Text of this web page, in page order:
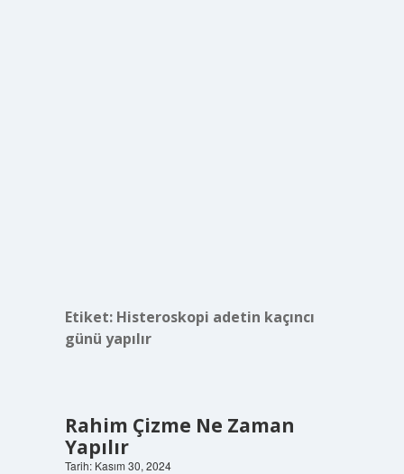
Etiket: Histeroskopi adetin kaçıncı
günü yapılır
Rahim Çizme Ne Zaman
Yapılır
Tarih: Kasım 30, 2024